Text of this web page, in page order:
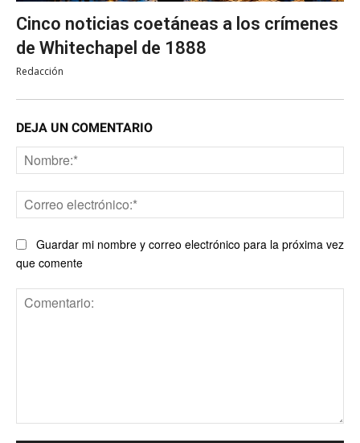
Cinco noticias coetáneas a los crímenes
de Whitechapel de 1888
Redacción
DEJA UN COMENTARIO
Guardar mi nombre y correo electrónico para la próxima vez
que comente